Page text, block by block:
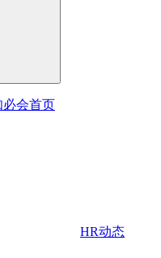
必会首页
HR动态